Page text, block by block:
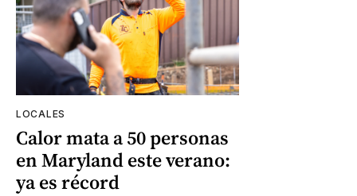
LOCALES
Calor mata a 50 personas
en Maryland este verano:
ya es récord